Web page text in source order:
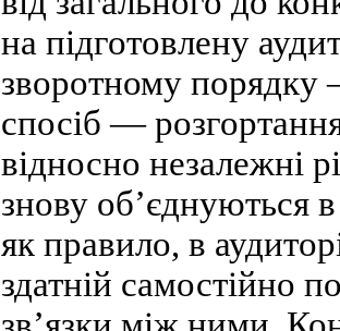
на підготовлену
зворотному порядку
спосіб —
відносно незалежні
знову об’єднуються
як правило, в
здатній самостійно